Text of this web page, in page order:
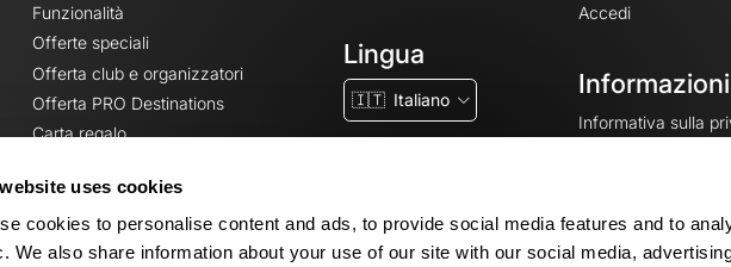
uses cookies
cookies to personalise content and ads, to provide social media features and to
We also share information about your use of our site with our social media,
Funzionalità
Offerte speciali
Offerta club e organizzatori
Offerta PRO Destinations
Carta regalo
Lingua
🇮🇹 Italiano
Accedi
Informativa sulla
Impostazioni dei